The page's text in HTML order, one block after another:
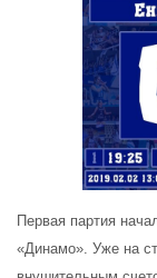
Первая партия
«Динамо». Уже на